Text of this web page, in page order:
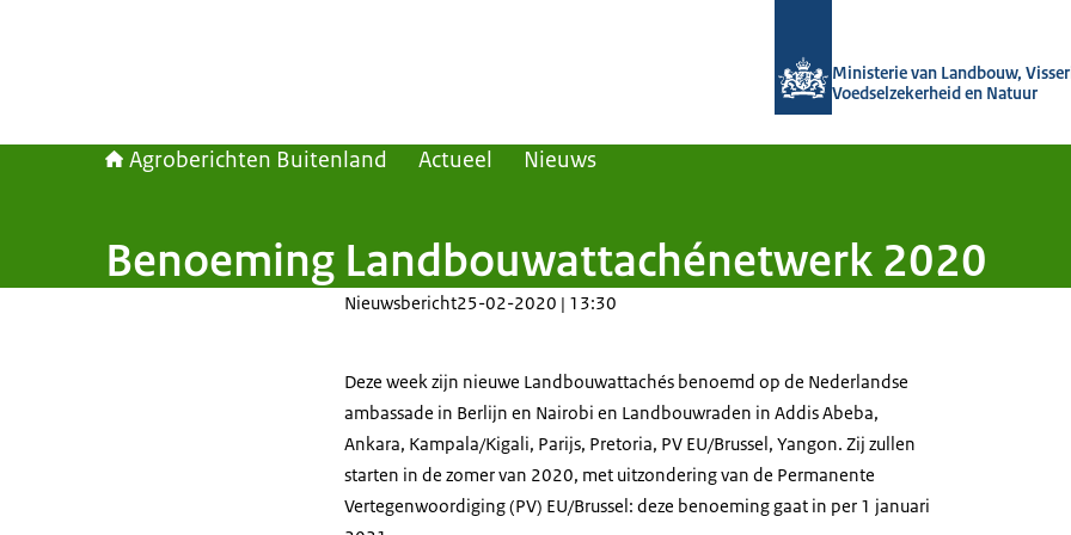
Ministerie van Landbouw,
Voedselzekerheid en Natuur
Agroberichten Buitenland Actueel Nieuws
Benoeming Landbouwattachénetwerk 2020
Nieuwsbericht25-02-2020 | 13:30
Deze week zijn nieuwe Landbouwattachés benoemd op de Nederlandse
ambassade in Berlijn en Nairobi en Landbouwraden in Addis Abeba,
Ankara, Kampala/Kigali, Parijs, Pretoria, PV EU/Brussel, Yangon. Zij zullen
starten in de zomer van 2020, met uitzondering van de Permanente
Vertegenwoordiging (PV) EU/Brussel: deze benoeming gaat in per 1 januari